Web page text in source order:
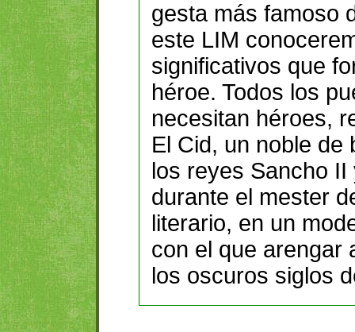
gesta más famoso
este LIM
significativos que
héroe. Todos los
necesitan héroes,
El Cid, un noble de
los reyes Sancho
durante el mester
literario, en un
con el que arengar
los oscuros siglos